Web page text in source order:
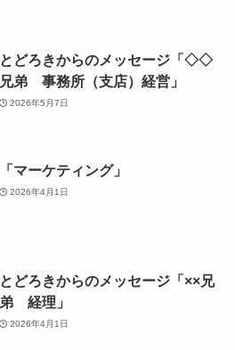
とどろきからのメッセージ「◇◇
兄弟 事務所（支店）経営」
2026年5月7日
「マーケティング」
2026年4月1日
とどろきからのメッセージ「××兄
弟 経理」
2026年4月1日